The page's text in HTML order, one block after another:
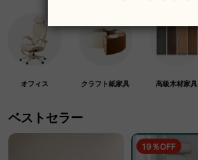
オフィス クラフト紙家具 高級木材家具
ベストセラー
19％OFF